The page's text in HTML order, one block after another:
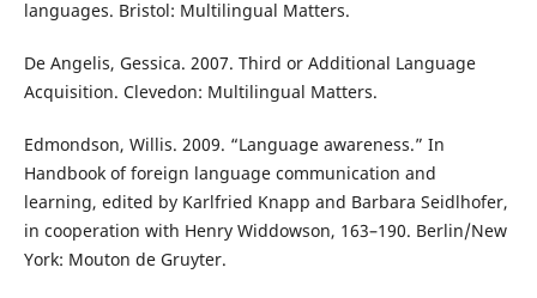
languages. Bristol: Multilingual Matters.
De Angelis, Gessica. 2007. Third or Additional Language
Acquisition. Clevedon: Multilingual Matters.
Edmondson, Willis. 2009. “Language awareness.” In
Handbook of foreign language communication and
learning, edited by Karlfried Knapp and Barbara Seidlhofer,
in cooperation with Henry Widdowson, 163–190. Berlin/New
York: Mouton de Gruyter.